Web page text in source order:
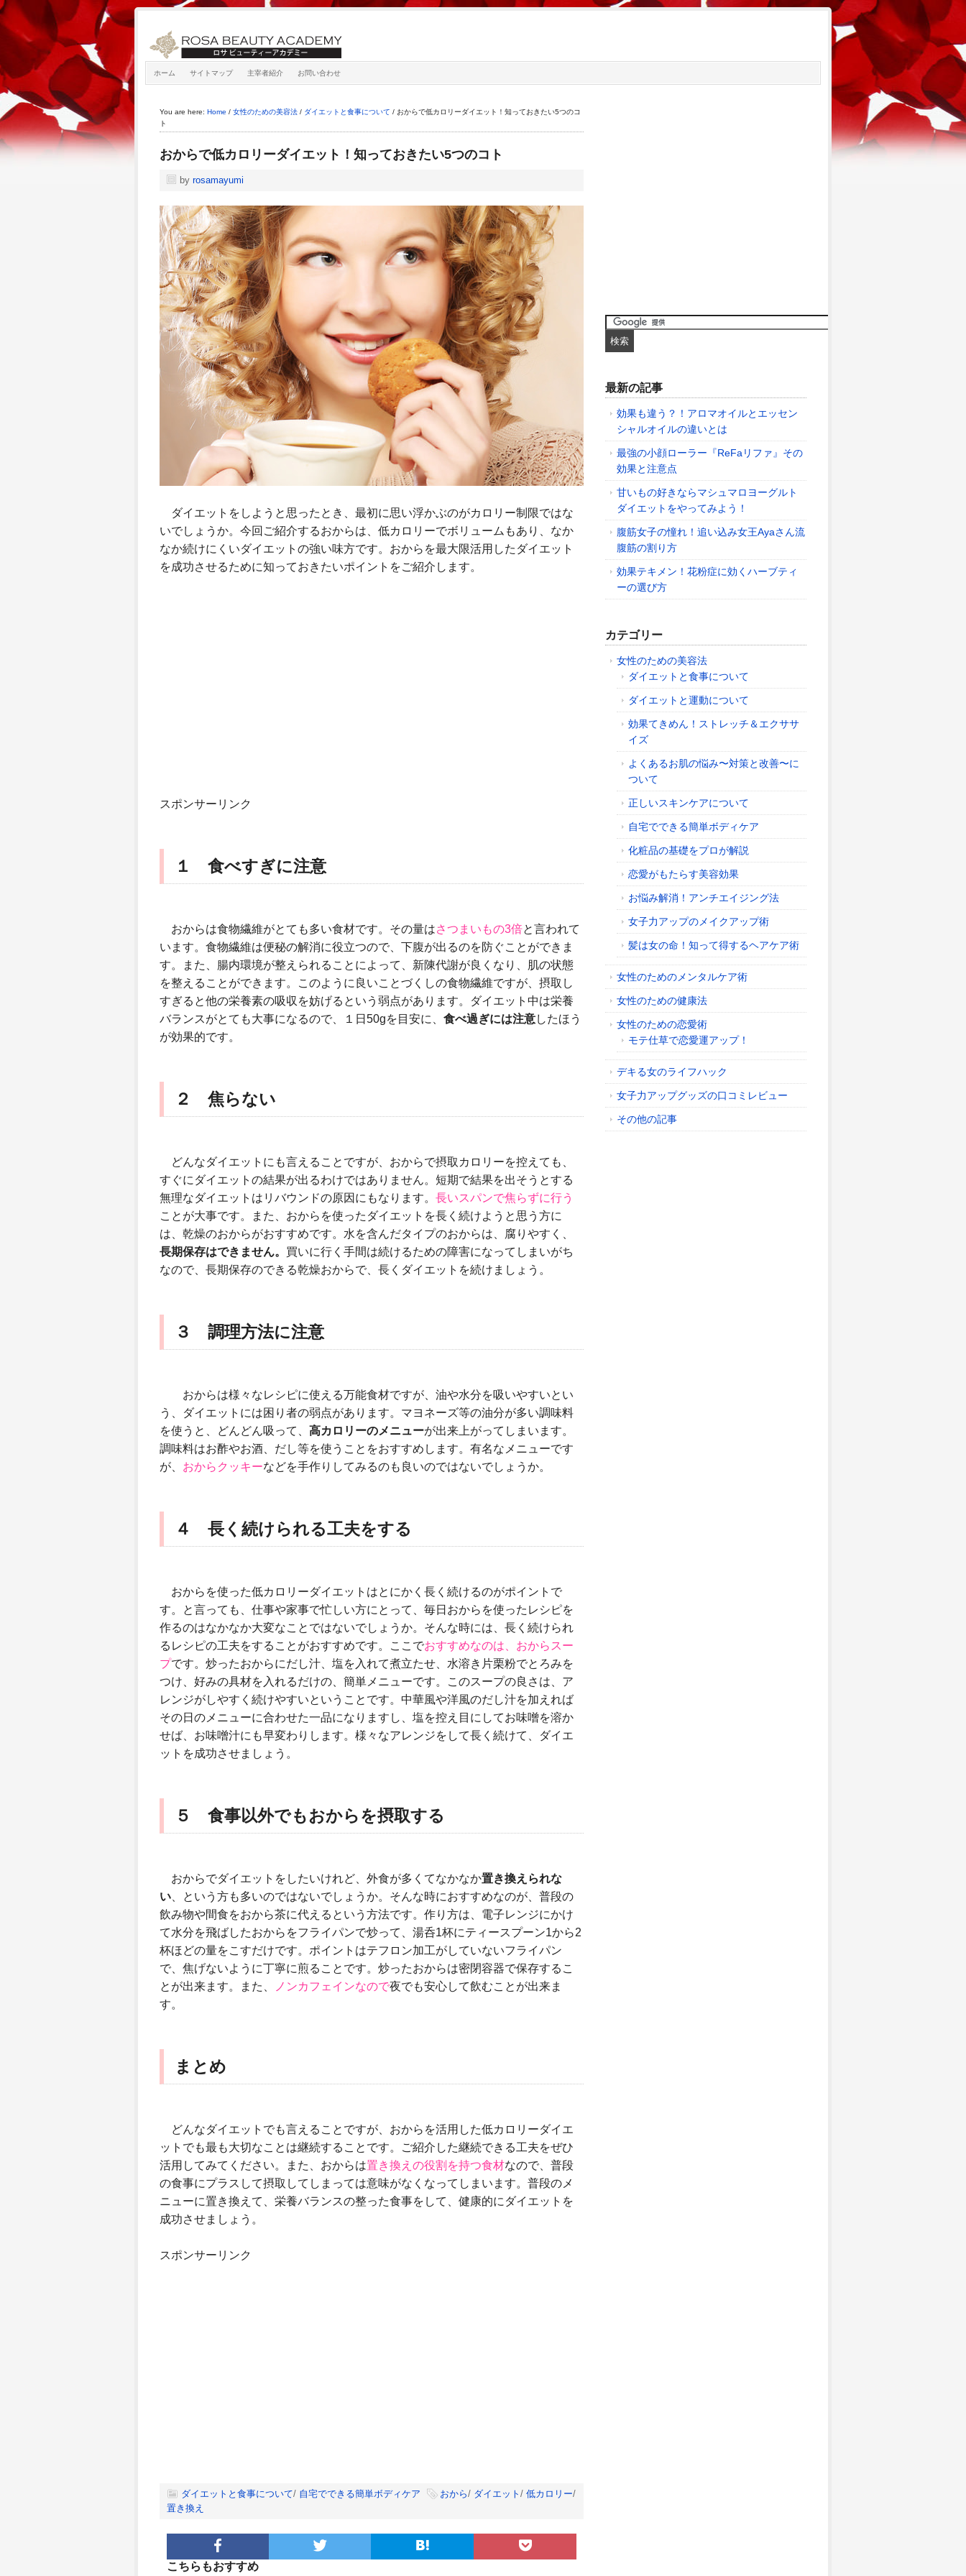
ホーム サイトマップ 主宰者紹介 お問い合わせ
You are here: Home / 女性のための美容法 / ダイエットと食事について / おからで低カロリーダイエット！知っておきたい5つのコ
ト
おからで低カロリーダイエット！知っておきたい5つのコト
by rosamayumi
ダイエットをしようと思ったとき、最初に思い浮かぶのがカロリー制限ではな
いでしょうか。今回ご紹介するおからは、低カロリーでボリュームもあり、なか
なか続けにくいダイエットの強い味方です。おからを最大限活用したダイエット
を成功させるために知っておきたいポイントをご紹介します。
スポンサーリンク
１ 食べすぎに注意
おからは食物繊維がとても多い食材です。その量はさつまいもの3倍と言われて
います。食物繊維は便秘の解消に役立つので、下腹が出るのを防ぐことができま
す。また、腸内環境が整えられることによって、新陳代謝が良くなり、肌の状態
を整えることができます。このように良いことづくしの食物繊維ですが、摂取し
すぎると他の栄養素の吸収を妨げるという弱点があります。ダイエット中は栄養
バランスがとても大事になるので、１日50gを目安に、 食べ過ぎには注意したほう
が効果的です。
２ 焦らない
どんなダイエットにも言えることですが、おからで摂取カロリーを控えても、
すぐにダイエットの結果が出るわけではありません。短期で結果を出そうとする
無理なダイエットはリバウンドの原因にもなります。 長いスパンで焦らずに行う
ことが大事です。また、おからを使ったダイエットを長く続けようと思う方に
は、乾燥のおからがおすすめです。水を含んだタイプのおからは、腐りやすく、
長期保存はできません。 買いに行く手間は続けるための障害になってしまいがち
なので、長期保存のできる乾燥おからで、長くダイエットを続けましょう。
３ 調理方法に注意
おからは様々なレシピに使える万能食材ですが、油や水分を吸いやすいとい
う、ダイエットには困り者の弱点があります。マヨネーズ等の油分が多い調味料
を使うと、どんどん吸って、 高カロリーのメニューが出来上がってしまいます。
調味料はお酢やお酒、だし等を使うことをおすすめします。有名なメニューです
が、 おからクッキーなどを手作りしてみるのも良いのではないでしょうか。
４ 長く続けられる工夫をする
おからを使った低カロリーダイエットはとにかく長く続けるのがポイントで
す。と言っても、仕事や家事で忙しい方にとって、毎日おからを使ったレシピを
作るのはなかなか大変なことではないでしょうか。そんな時には、長く続けられ
るレシピの工夫をすることがおすすめです。ここでおすすめなのは、おからスー
プです。炒ったおからにだし汁、塩を入れて煮立たせ、水溶き片栗粉でとろみを
つけ、好みの具材を入れるだけの、簡単メニューです。このスープの良さは、ア
レンジがしやすく続けやすいということです。中華風や洋風のだし汁を加えれば
その日のメニューに合わせた一品になりますし、塩を控え目にしてお味噌を溶か
せば、お味噌汁にも早変わりします。様々なアレンジをして長く続けて、ダイエ
ットを成功させましょう。
５ 食事以外でもおからを摂取する
おからでダイエットをしたいけれど、外食が多くてなかなか置き換えられな
い 、という方も多いのではないでしょうか。そんな時におすすめなのが、普段の
飲み物や間食をおから茶に代えるという方法です。作り方は、電子レンジにかけ
て水分を飛ばしたおからをフライパンで炒って、湯呑1杯にティースプーン1から2
杯ほどの量をこすだけです。ポイントはテフロン加工がしていないフライパン
で、焦げないように丁寧に煎ることです。炒ったおからは密閉容器で保存するこ
とが出来ます。また、
ノンカフェインなので夜でも安心して飲むことが出来ま
す。
まとめ
どんなダイエットでも言えることですが、おからを活用した低カロリーダイエ
ットでも最も大切なことは継続することです。ご紹介した継続できる工夫をぜひ
活用してみてください。また、おからは置き換えの役割を持つ食材なので、普段
の食事にプラスして摂取してしまっては意味がなくなってしまいます。普段のメ
ニューに置き換えて、栄養バランスの整った食事をして、健康的にダイエットを
成功させましょう。
スポンサーリンク
ダイエットと食事について/ 自宅でできる簡単ボディケア おから/ ダイエット / 低カロリー/
置き換え
こちらもおすすめ
最新の記事
効果も違う？！アロマオイルとエッセン
シャルオイルの違いとは
最強の小顔ローラー『ReFaリファ』その
効果と注意点
甘いもの好きならマシュマロヨーグルト
ダイエットをやってみよう！
腹筋女子の憧れ！追い込み女王Ayaさん流
腹筋の割り方
効果テキメン！花粉症に効くハーブティ
ーの選び方
カテゴリー
女性のための美容法
ダイエットと食事について
ダイエットと運動について
効果てきめん！ストレッチ＆エクササ
イズ
よくあるお肌の悩み〜対策と改善〜に
ついて
正しいスキンケアについて
自宅でできる簡単ボディケア
化粧品の基礎をプロが解説
恋愛がもたらす美容効果
お悩み解消！アンチエイジング法
女子力アップのメイクアップ術
髪は女の命！知って得するヘアケア術
女性のためのメンタルケア術
女性のための健康法
女性のための恋愛術
モテ仕草で恋愛運アップ！
デキる女のライフハック
女子力アップグッズの口コミレビュー
その他の記事